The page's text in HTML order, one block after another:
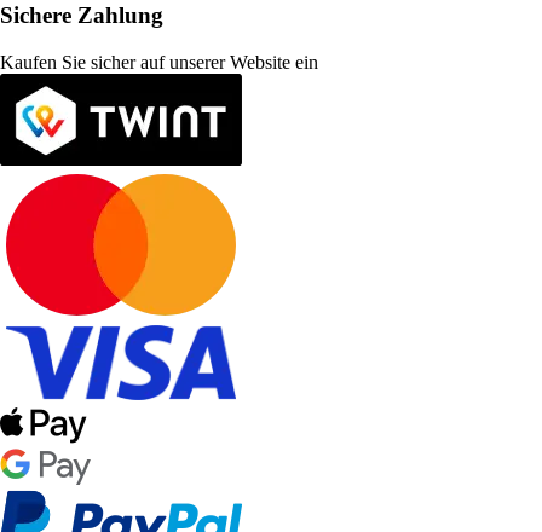
Sichere Zahlung
Kaufen Sie sicher auf unserer Website ein